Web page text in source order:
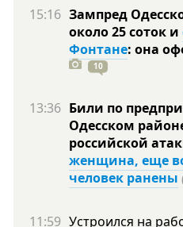
15:16 Зампред
около 25 соток и
Фонтане: она
10
13:36 Били по
Одесском
российской
женщина, еще
человек ранены
11:59 Устроился на